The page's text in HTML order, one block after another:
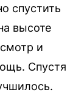
спустить
высоте
и
Спустя